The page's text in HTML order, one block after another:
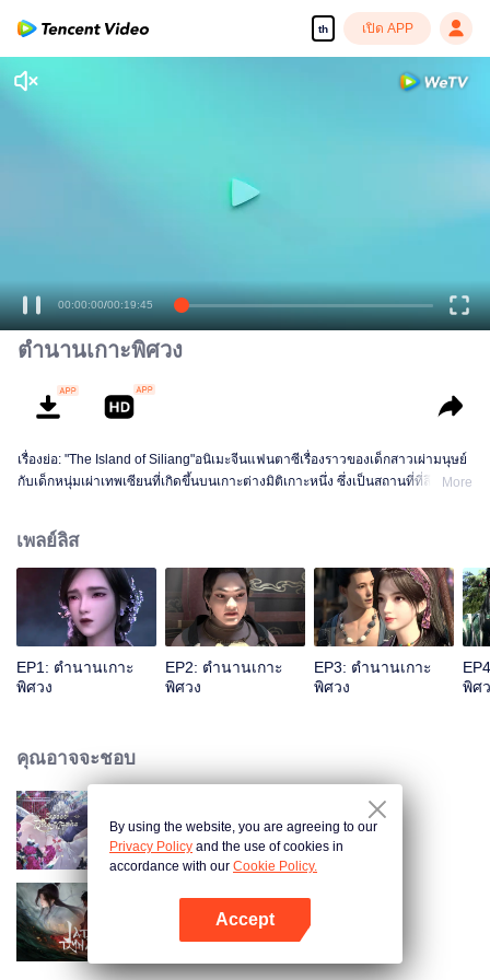
th เปิด APP
00:00:00/00:19:45
ตำนานเกาะพิศวง
เรื่องย่อ: "The Island of Siliang"อนิเมะจีนแฟนตาซีเรื่องราวของเด็กสาวเผ่ามนุษย์
กับเด็กหนุ่มเผ่าเทพเซียนที่เกิดขึ้นบนเกาะต่างมิติเกาะหนึ่ง ซึ่งเป็นสถานที่ที่ลึกลับMore
เพลย์ลิส
EP1: ตำนานเกาะ
พิศวง
EP2: ตำนานเกาะ
พิศวง
EP3: ตำนานเกาะ
พิศวง
พิศ
คุณอาจจะชอบ
รอยกัดนี้หวานนัก
จูเซียน กระบี่เทพสังหาร
By using the website, you are agreeing to our
Privacy Policy and the use of cookies in
accordance with our Cookie Policy.
Accept